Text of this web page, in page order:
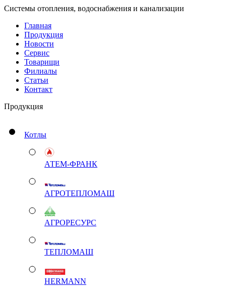
Системы отопления, водоснабжения и канализации
Главная
Продукция
Новости
Сервис
Товарищи
Филиалы
Статьи
Контакт
Продукция
Котлы
АТЕМ-ФРАНК
АГРОТЕПЛОМАШ
АГРОРЕСУРС
ТЕПЛОМАШ
HERMANN